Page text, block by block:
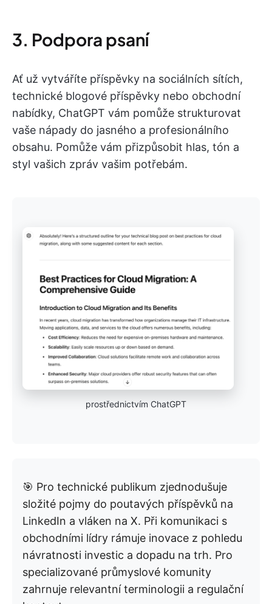
3. Podpora psaní
Ať už vytváříte příspěvky na sociálních sítích,
technické blogové příspěvky nebo obchodní
nabídky, ChatGPT vám pomůže strukturovat
vaše nápady do jasného a profesionálního
obsahu. Pomůže vám přizpůsobit hlas, tón a
styl vašich zpráv vašim potřebám.
prostřednictvím ChatGPT
🎯 Pro technické publikum zjednodušuje
složité pojmy do poutavých příspěvků na
LinkedIn a vláken na X. Při komunikaci s
obchodními lídry rámuje inovace z pohledu
návratnosti investic a dopadu na trh. Pro
specializované průmyslové komunity
zahrnuje relevantní terminologii a regulační